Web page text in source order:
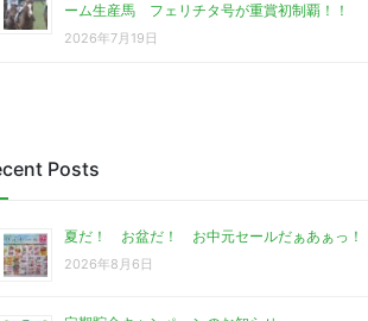
ーム生産馬 フェリチタ号が重賞初制覇！！
2026年7月19日
Posts
夏だ！ お盆だ！ お中元セールだぁあぁっ！
2026年8月6日